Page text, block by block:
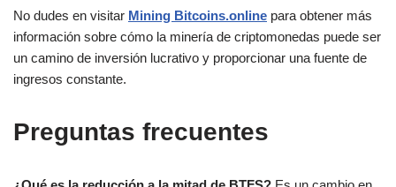
No dudes en visitar Mining Bitcoins.online para obtener más
información sobre cómo la minería de criptomonedas puede ser
un camino de inversión lucrativo y proporcionar una fuente de
ingresos constante.
Preguntas frecuentes